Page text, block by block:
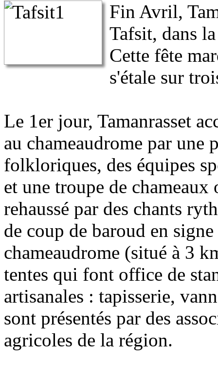
Fin Avril,
Tafsit, dans
Cette fête
s'étale sur
Le 1er jour, Tamanrasset
au chameaudrome par une
folkloriques, des équipes
et une troupe de
rehaussé par des chants
de coup de baroud en
chameaudrome (situé à 3
tentes qui font office de
artisanales : tapisserie,
sont présentés par des
agricoles de la région.